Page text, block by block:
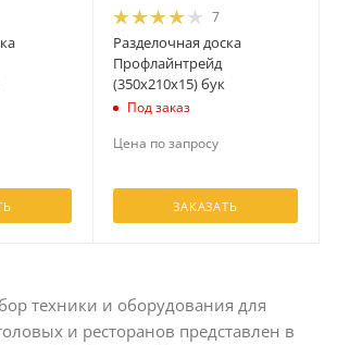
7
Разделочная доска
Профлайнтрейд
(350х210х15) бук
Под заказ
Цена по запросу
ЗАКАЗАТЬ
техники и оборудования для
и ресторанов представлен в